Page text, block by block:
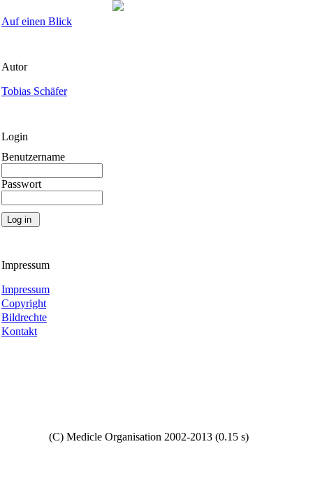
Auf einen Blick
Autor
Tobias Schäfer
Login
Benutzername
Passwort
Impressum
Impressum
Copyright
Bildrechte
Kontakt
(C) Medicle Organisation 2002-2013 (0.15 s)